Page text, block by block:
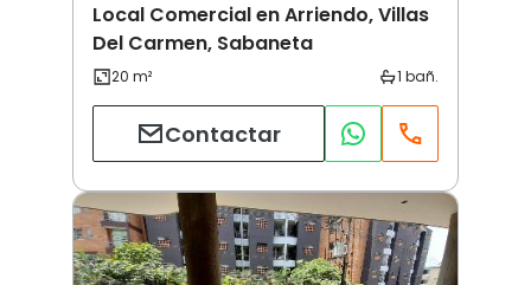
Local Comercial en Arriendo, Villas
Del Carmen, Sabaneta
Contactar